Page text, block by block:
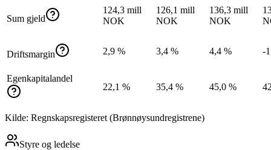
Sum gjeld
124,3 mill
NOK
126,1 mill
NOK
136,3 mill
NOK
Driftsmargin 2,9 % 3,4 % 4,4 % -
Egenkapitalandel
22,1 %
35,4 % 45,0 %
Kilde: Regnskapsregisteret (Brønnøysundregistrene)
Styre og ledelse